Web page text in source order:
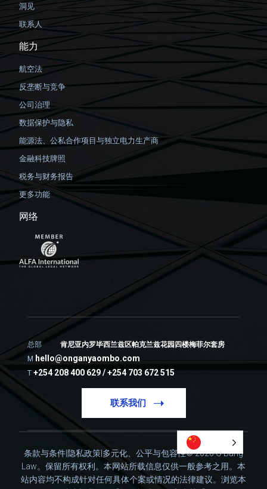
洞见
联系人
能力
航空法
反垄断与竞争
公司治理
数据保护与隐私
能源法、公私合作项目与独立电力生产商
金融科技牌照
税务与财务报告
更多功能
网络
总部
肯尼亚内罗毕西兰兹区帕克兰兹花园四楼梅菲尔套房
M hello@onganyaombo.com
T +254 208 400 629 / +254 703 672 515
联系我们
条款与条件 隐私政策 多元化、公平与包容性© 2026 O'Bang
Law。保留所有权利。 本网站所载信息仅供一般参考之用。本
站内容均不构成针对任何具体个案或情况的法律建议。 浏览本